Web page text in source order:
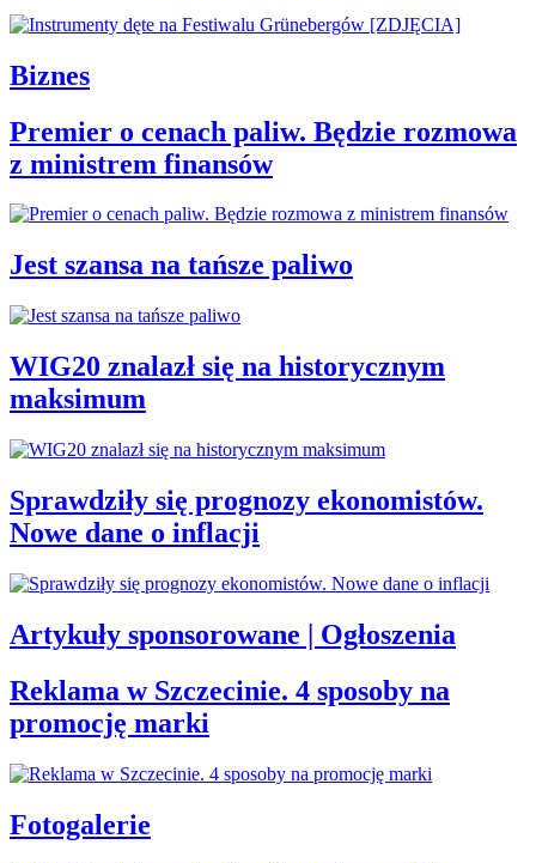
Biznes
Premier o cenach paliw. Będzie rozmowa
z ministrem finansów
Jest szansa na tańsze paliwo
WIG20 znalazł się na historycznym
maksimum
Sprawdziły się prognozy ekonomistów.
Nowe dane o inflacji
Artykuły sponsorowane | Ogłoszenia
Reklama w Szczecinie. 4 sposoby na
promocję marki
Fotogalerie